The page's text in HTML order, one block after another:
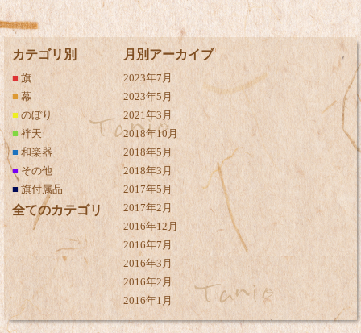
カテゴリ別
■ 旗
■ 幕
■ のぼり
■ 袢天
■ 和楽器
■ その他
■ 旗付属品
全てのカテゴリ
月別アーカイブ
2023年7月
2023年5月
2021年3月
2018年10月
2018年5月
2018年3月
2017年5月
2017年2月
2016年12月
2016年7月
2016年3月
2016年2月
2016年1月